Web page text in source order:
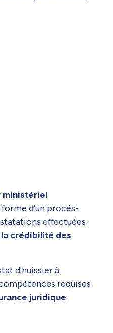
forme d'un procés-
effectuées
crédibilité des
d'huissier à
requises
juridique.